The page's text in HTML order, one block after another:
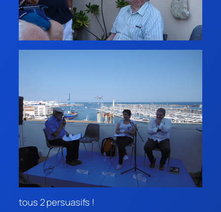
tous 2 persuasifs !